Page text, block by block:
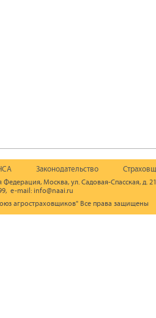
Законодательство
Федерация, Москва, ул. Садовая-Спасская, д.
e-mail: info@naai.ru
агростраховщиков" Все права защищены